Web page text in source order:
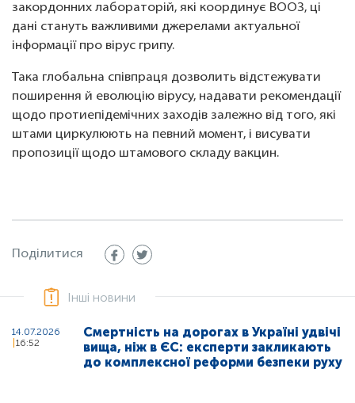
закордонних лабораторій, які координує ВООЗ, ці
дані стануть важливими джерелами актуальної
інформації про вірус грипу.
Така глобальна співпраця дозволить відстежувати
поширення й еволюцію вірусу, надавати рекомендації
щодо протиепідемічних заходів залежно від того, які
штами циркулюють на певний момент, і висувати
пропозиції щодо штамового складу вакцин.
Поділитися
Інші новини
14.07.2026
16:52
Смертність на дорогах в Україні удвічі
вища, ніж в ЄС: експерти закликають
до комплексної реформи безпеки руху